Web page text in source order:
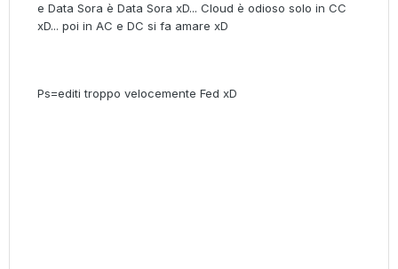
e Data Sora è Data Sora xD... Cloud è odioso solo in CC
xD... poi in AC e DC si fa amare xD
Ps=editi troppo velocemente Fed xD